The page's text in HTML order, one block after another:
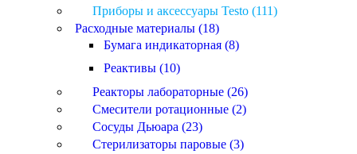
Приборы и аксессуары Testo (111)
Расходные материалы (18)
Бумага индикаторная (8)
Реактивы (10)
Реакторы лабораторные (26)
Смесители ротационные (2)
Сосуды Дьюара (23)
Стерилизаторы паровые (3)